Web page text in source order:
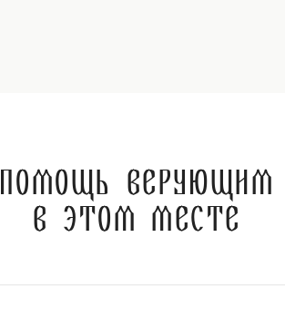
Помощь верующим
в этом месте